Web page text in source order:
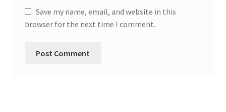
Save my name, email, and website in this
browser for the next time I comment.